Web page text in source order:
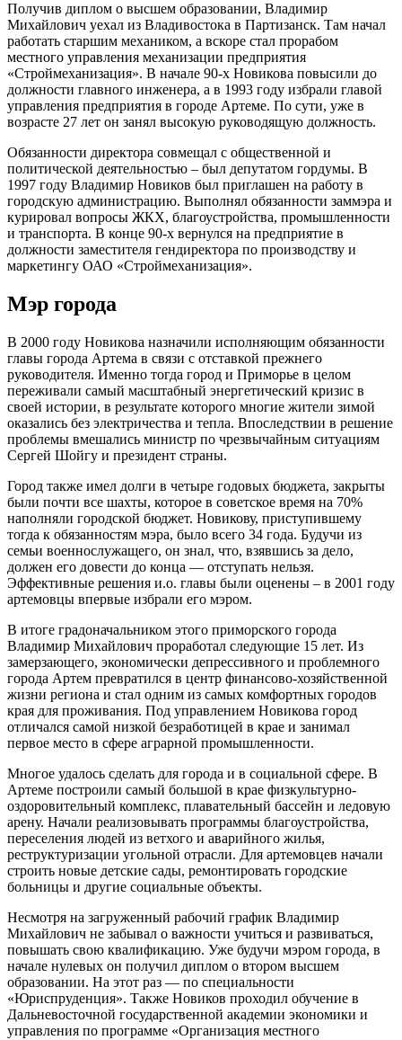
Получив диплом о высшем образовании, Владимир
Михайлович уехал из Владивостока в Партизанск. Там начал
работать старшим механиком, а вскоре стал прорабом
местного управления механизации предприятия
«Строймеханизация». В начале 90-х Новикова повысили до
должности главного инженера, а в 1993 году избрали главой
управления предприятия в городе Артеме. По сути, уже в
возрасте 27 лет он занял высокую руководящую должность.
Обязанности директора совмещал с общественной и
политической деятельностью – был депутатом гордумы. В
1997 году Владимир Новиков был приглашен на работу в
городскую администрацию. Выполнял обязанности заммэра и
курировал вопросы ЖКХ, благоустройства, промышленности
и транспорта. В конце 90-х вернулся на предприятие в
должности заместителя гендиректора по производству и
маркетингу ОАО «Строймеханизация».
Мэр города
В 2000 году Новикова назначили исполняющим обязанности
главы города Артема в связи с отставкой прежнего
руководителя. Именно тогда город и Приморье в целом
переживали самый масштабный энергетический кризис в
своей истории, в результате которого многие жители зимой
оказались без электричества и тепла. Впоследствии в решение
проблемы вмешались министр по чрезвычайным ситуациям
Сергей Шойгу и президент страны.
Город также имел долги в четыре годовых бюджета, закрыты
были почти все шахты, которое в советское время на 70%
наполняли городской бюджет. Новикову, приступившему
тогда к обязанностям мэра, было всего 34 года. Будучи из
семьи военнослужащего, он знал, что, взявшись за дело,
должен его довести до конца — отступать нельзя.
Эффективные решения и.о. главы были оценены – в 2001 году
артемовцы впервые избрали его мэром.
В итоге градоначальником этого приморского города
Владимир Михайлович проработал следующие 15 лет. Из
замерзающего, экономически депрессивного и проблемного
города Артем превратился в центр финансово-хозяйственной
жизни региона и стал одним из самых комфортных городов
края для проживания. Под управлением Новикова город
отличался самой низкой безработицей в крае и занимал
первое место в сфере аграрной промышленности.
Многое удалось сделать для города и в социальной сфере. В
Артеме построили самый большой в крае физкультурно-
оздоровительный комплекс, плавательный бассейн и ледовую
арену. Начали реализовывать программы благоустройства,
переселения людей из ветхого и аварийного жилья,
реструктуризации угольной отрасли. Для артемовцев начали
строить новые детские сады, ремонтировать городские
больницы и другие социальные объекты.
Несмотря на загруженный рабочий график Владимир
Михайлович не забывал о важности учиться и развиваться,
повышать свою квалификацию. Уже будучи мэром города, в
начале нулевых он получил диплом о втором высшем
образовании. На этот раз — по специальности
«Юриспруденция». Также Новиков проходил обучение в
Дальневосточной государственной академии экономики и
управления по программе «Организация местного